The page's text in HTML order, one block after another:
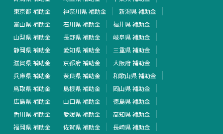
東京都 補助金
神奈川県 補助金
新潟県 補助金
富山県 補助金
石川県 補助金
福井県 補助金
山梨県 補助金
長野県 補助金
岐阜県 補助金
静岡県 補助金
愛知県 補助金
三重県 補助金
滋賀県 補助金
京都府 補助金
大阪府 補助金
兵庫県 補助金
奈良県 補助金
和歌山県 補助金
鳥取県 補助金
島根県 補助金
岡山県 補助金
広島県 補助金
山口県 補助金
徳島県 補助金
香川県 補助金
愛媛県 補助金
高知県 補助金
福岡県 補助金
佐賀県 補助金
長崎県 補助金